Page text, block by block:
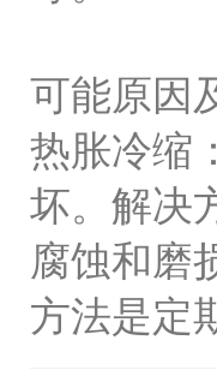
可能原因
热胀冷缩
坏。解决
腐蚀和磨
方法是定